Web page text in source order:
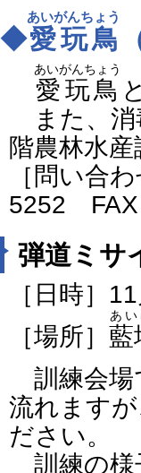
◆愛玩鳥
あいがんちょう
愛玩鳥
あいがんちょう
また、消
階農林水産
［問い合
5252 FAX
弾道ミサ
［日時］
［場所］ 藍
あい
訓練会場
流れます
ださい。
訓練の様